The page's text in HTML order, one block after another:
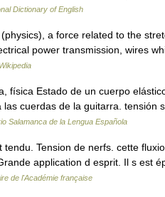
Dictionary of English
a force related to the
power transmission, wires
Estado de un cuerpo
cuerdas de la guitarra. tensión
Salamanca de la Lengua Española
Tension de nerfs. cette
application d esprit. Il s est
de l'Académie française